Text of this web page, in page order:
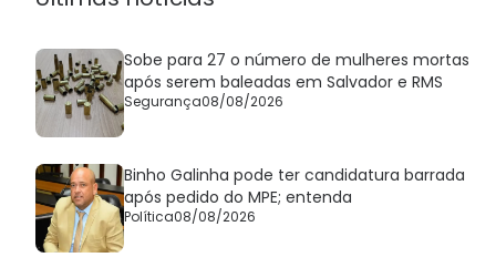
Sobe para 27 o número de mulheres mortas
após serem baleadas em Salvador e RMS
Segurança08/08/2026
Binho Galinha pode ter candidatura barrada
após pedido do MPE; entenda
Política08/08/2026